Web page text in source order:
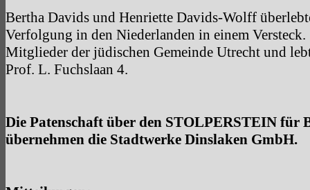
Bertha Davids und Henriette Davids-Wolff
Verfolgung in den Niederlanden in einem Versteck.
Mitglieder der jüdischen Gemeinde Utrecht und
Prof. L. Fuchslaan 4.
Die Patenschaft über den STOLPERSTEIN für
übernehmen die Stadtwerke Dinslaken GmbH.